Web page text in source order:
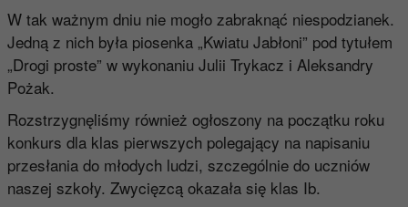
W tak ważnym dniu nie mogło zabraknąć niespodzianek.
Jedną z nich była piosenka „Kwiatu Jabłoni” pod tytułem
„Drogi proste” w wykonaniu Julii Trykacz i Aleksandry
Pożak.
Rozstrzygnęliśmy również ogłoszony na początku roku
konkurs dla klas pierwszych polegający na napisaniu
przesłania do młodych ludzi, szczególnie do uczniów
naszej szkoły. Zwycięzcą okazała się klas Ib.